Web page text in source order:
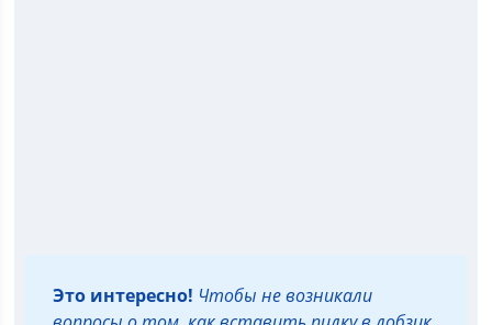
Это интересно! Чтобы не возникали